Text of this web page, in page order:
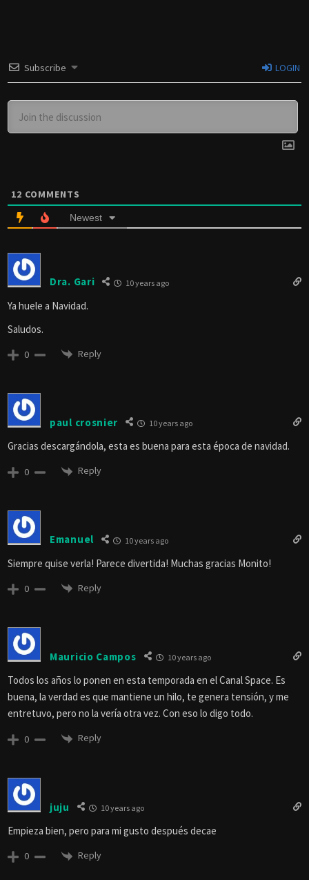
Subscribe LOGIN
12 COMMENTS
Newest
Dra. Gari 10 years ago
Ya huele a Navidad.
Saludos.
0 Reply
paul crosnier 10 years ago
Gracias descargándola, esta es buena para esta época de navidad.
0 Reply
Emanuel 10 years ago
Siempre quise verla! Parece divertida! Muchas gracias Monito!
0 Reply
Mauricio Campos 10 years ago
Todos los años lo ponen en esta temporada en el Canal Space. Es
buena, la verdad es que mantiene un hilo, te genera tensión, y me
entretuvo, pero no la vería otra vez. Con eso lo digo todo.
0 Reply
juju 10 years ago
Empieza bien, pero para mi gusto después decae
0 Reply